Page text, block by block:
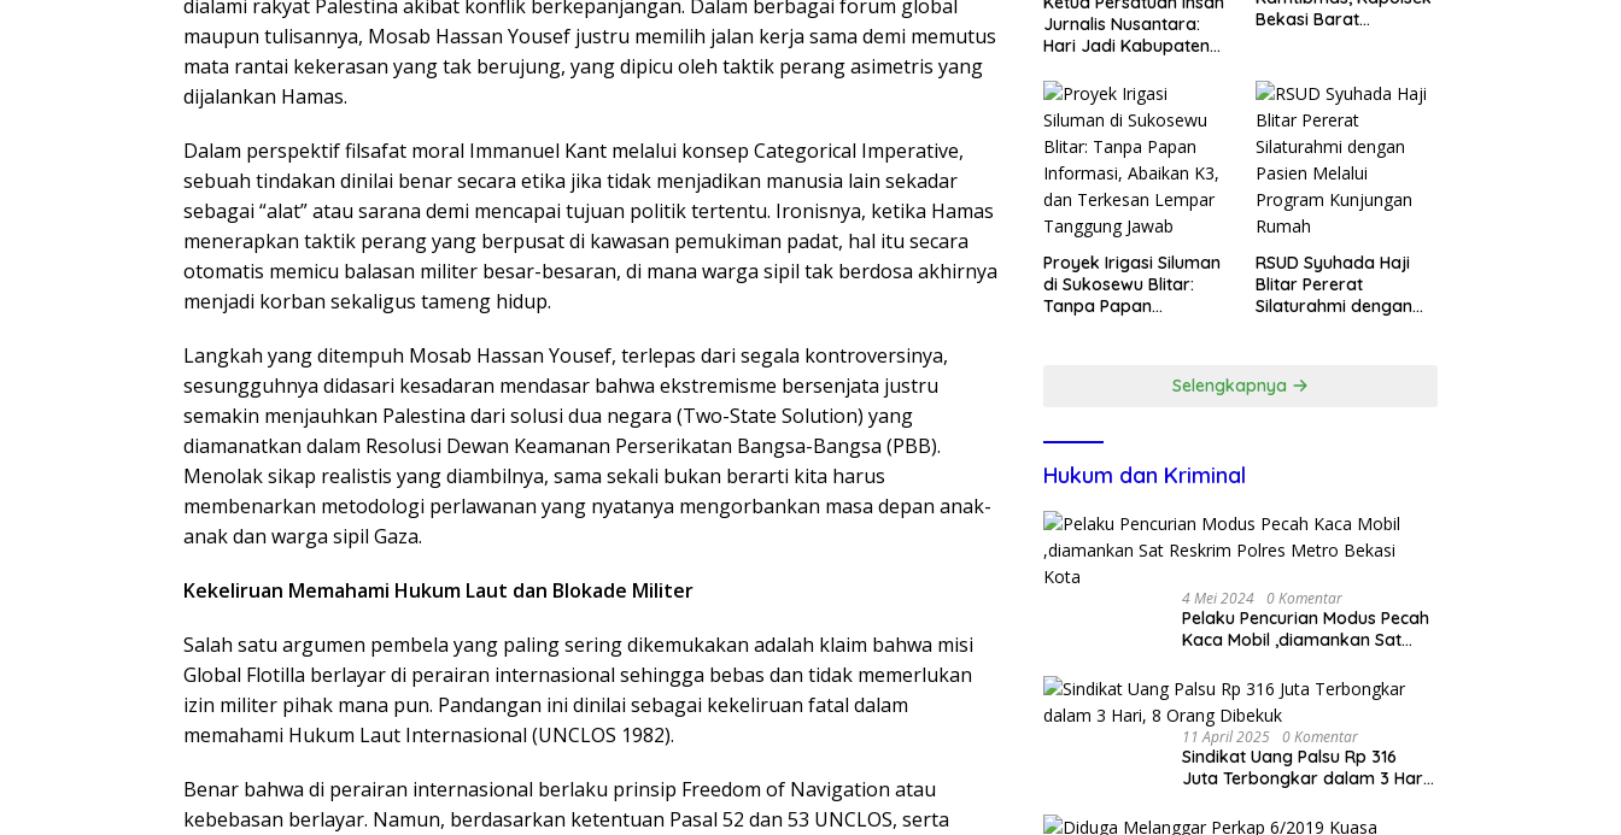
dialami rakyat Palestina akibat konflik berkepanjangan. Dalam berbagai forum global
maupun tulisannya, Mosab Hassan Yousef justru memilih jalan kerja sama demi memutus
mata rantai kekerasan yang tak berujung, yang dipicu oleh taktik perang asimetris yang
dijalankan Hamas.
Dalam perspektif filsafat moral Immanuel Kant melalui konsep Categorical Imperative,
sebuah tindakan dinilai benar secara etika jika tidak menjadikan manusia lain sekadar
sebagai “alat” atau sarana demi mencapai tujuan politik tertentu. Ironisnya, ketika Hamas
menerapkan taktik perang yang berpusat di kawasan pemukiman padat, hal itu secara
otomatis memicu balasan militer besar-besaran, di mana warga sipil tak berdosa akhirnya
menjadi korban sekaligus tameng hidup.
Langkah yang ditempuh Mosab Hassan Yousef, terlepas dari segala kontroversinya,
sesungguhnya didasari kesadaran mendasar bahwa ekstremisme bersenjata justru
semakin menjauhkan Palestina dari solusi dua negara (Two-State Solution) yang
diamanatkan dalam Resolusi Dewan Keamanan Perserikatan Bangsa-Bangsa (PBB).
Menolak sikap realistis yang diambilnya, sama sekali bukan berarti kita harus
membenarkan metodologi perlawanan yang nyatanya mengorbankan masa depan anak-
anak dan warga sipil Gaza.
Kekeliruan Memahami Hukum Laut dan Blokade Militer
Salah satu argumen pembela yang paling sering dikemukakan adalah klaim bahwa misi
Global Flotilla berlayar di perairan internasional sehingga bebas dan tidak memerlukan
izin militer pihak mana pun. Pandangan ini dinilai sebagai kekeliruan fatal dalam
memahami Hukum Laut Internasional (UNCLOS 1982).
Benar bahwa di perairan internasional berlaku prinsip Freedom of Navigation atau
kebebasan berlayar. Namun, berdasarkan ketentuan Pasal 52 dan 53 UNCLOS, serta
Jurnalis Nusantara:
Hari Jadi Kabupaten
Momentum Perkuat
Sinergi Pembangunan
Bekasi Barat
Jaga Kondusivitas
Wilayah
Proyek Irigasi Siluman
di Sukosewu Blitar:
Tanpa Papan
RSUD Syuhada Haji
Blitar Pererat
Silaturahmi dengan
Selengkapnya
Hukum dan Kriminal
4 Mei 2024 0 Komentar
Pelaku Pencurian Modus Pecah
Kaca Mobil ,diamankan Sat
Kota
11 April 2025 0 Komentar
Sindikat Uang Palsu Rp 316
Juta Terbongkar dalam 3 Hari,